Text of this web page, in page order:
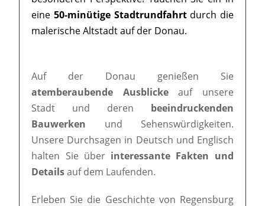
eine 50-minütige Stadtrundfahrtdurch die
malerische Altstadt auf der Donau.
Auf der Donau genießen Sie
atemberaubende Ausblickeauf unsere
Stadt und deren beeindruckenden
Bauwerken und Sehenswürdigkeiten.
Unsere Durchsagen in Deutsch und Englisch
halten Sie über interessante Fakten und
Detailsauf dem Laufenden.
Erleben Sie die Geschichte von Regensburg